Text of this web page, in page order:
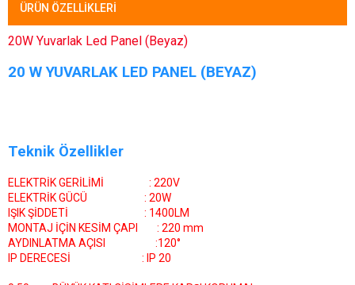
ÜRÜN ÖZELLIKLERI
20W Yuvarlak Led Panel (Beyaz)
20 W YUVARLAK LED PANEL (BEYAZ)
Teknik Özellikler
ELEKTRİK GERİLİMİ : 220V
ELEKTRİK GÜCÜ : 20W
IŞIK ŞİDDETİ : 1400LM
MONTAJ İÇİN KESİM ÇAPI : 220 mm
AYDINLATMA AÇISI :120°
IP DERECESİ : IP 20